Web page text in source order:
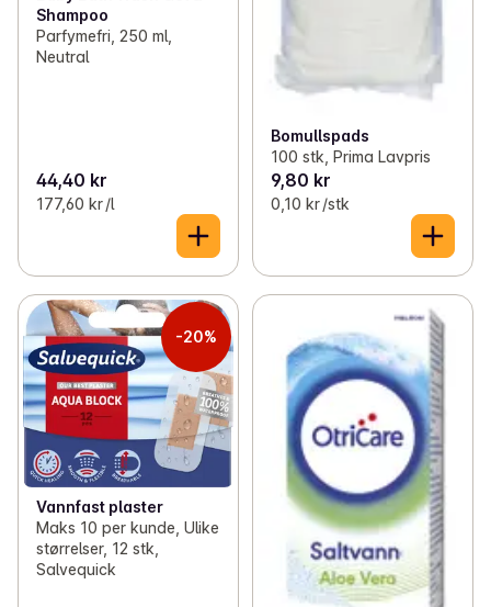
Shampoo
Parfymefri, 250 ml,
Neutral
44,40 kr
177,60 kr /l
Bomullspads
100 stk, Prima Lavpris
9,80 kr
0,10 kr /stk
-20%
Vannfast plaster
Maks 10 per kunde, Ulike
størrelser, 12 stk,
Salvequick